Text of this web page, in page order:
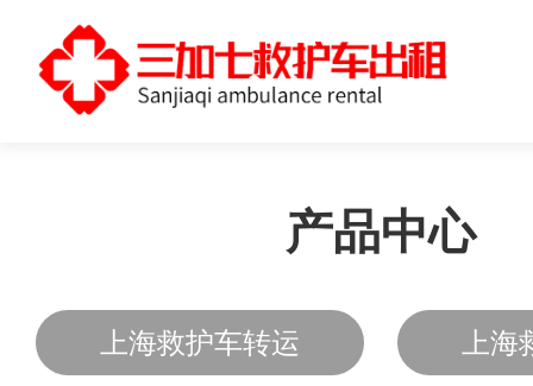
产品中心
上海救护车转运 上